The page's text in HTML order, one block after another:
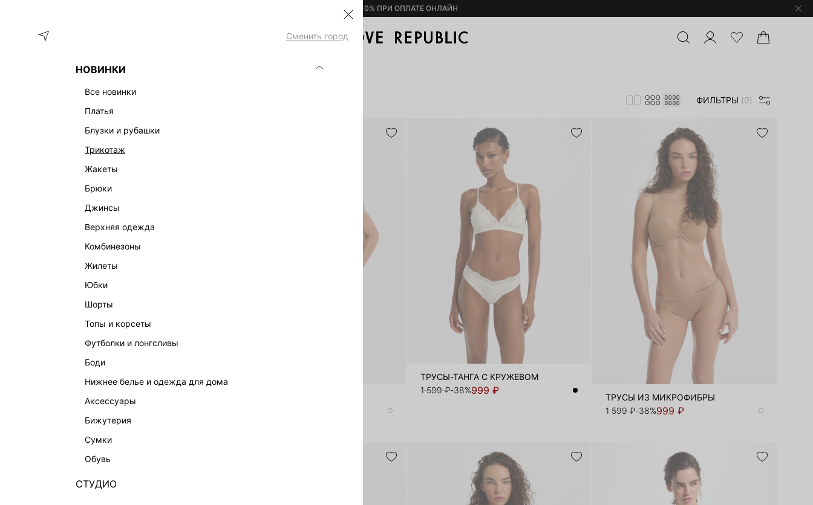
– 10% ПРИ ОПЛАТЕ ОНЛАЙН
Сменить город
НОВИНКИ
все новинки
платья
блузки и рубашки
трикотаж
жакеты
брюки
джинсы
верхняя одежда
комбинезоны
жилеты
юбки
шорты
топы и корсеты
футболки и лонгсливы
боди
нижнее белье и одежда для дома
аксессуары
бижутерия
сумки
обувь
СТУДИО
НИЖНЕЕ БЕЛЬЕ И ДОМАШНЯЯ ОДЕЖДА
ФИЛЬТРЫ (0)
ТРУСЫ-ТАНГА ИЗ КРУЖЕВА
ТРУСЫ-ТАНГА С КРУЖЕВОМ
1 599 ₽-38%999 ₽
ТРУСЫ ИЗ МИКРОФИБРЫ
1 599 ₽-38%999 ₽